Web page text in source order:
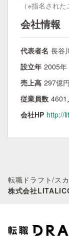
（※指名され
会社情報
代表者名 長谷
設立年 2005年
売上高 297億円
従業員数 4601
会社HP http://
転職ドラフト/ス
株式会社